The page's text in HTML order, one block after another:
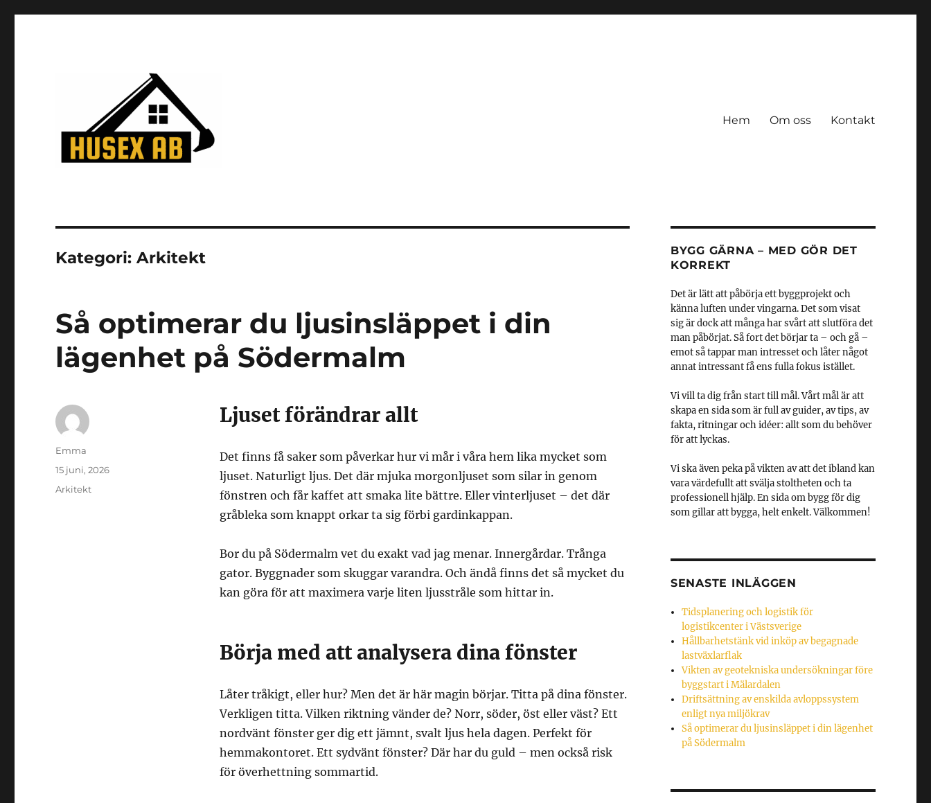
Hem Om oss Kontakt
Kategori:Arkitekt
Så optimerar du ljusinsläppet i din
lägenhet på Södermalm
Ljuset förändrar allt
Det finns få saker som påverkar hur vi mår i våra hem lika mycket som
ljuset. Naturligt ljus. Det där mjuka morgonljuset som silar in genom
fönstren och får kaffet att smaka lite bättre. Eller vinterljuset – det där
gråbleka som knappt orkar ta sig förbi gardinkappan.
Bor du på Södermalm vet du exakt vad jag menar. Innergårdar. Trånga
gator. Byggnader som skuggar varandra. Och ändå finns det så mycket du
kan göra för att maximera varje liten ljusstråle som hittar in.
Börja med att analysera dina fönster
Låter tråkigt, eller hur? Men det är här magin börjar. Titta på dina fönster.
Verkligen titta. Vilken riktning vänder de? Norr, söder, öst eller väst? Ett
nordvänt fönster ger dig ett jämnt, svalt ljus hela dagen. Perfekt för
hemmakontoret. Ett sydvänt fönster? Där har du guld – men också risk
för överhettning sommartid.
Författare
Emma
Publicerat
den
15 juni, 2026
Kategorier
Arkitekt
BYGG GÄRNA – MED GÖR DET
KORREKT
Det är lätt att påbörja ett byggprojekt och
känna luften under vingarna. Det som visat
sig är dock att många har svårt att slutföra det
man påbörjat. Så fort det börjar ta – och gå –
emot så tappar man intresset och låter något
annat intressant få ens fulla fokus istället.
Vi vill ta dig från start till mål. Vårt mål är att
skapa en sida som är full av guider, av tips, av
fakta, ritningar och idéer: allt som du behöver
för att lyckas.
Vi ska även peka på vikten av att det ibland kan
vara värdefullt att svälja stoltheten och ta
professionell hjälp. En sida om bygg för dig
som gillar att bygga, helt enkelt. Välkommen!
SENASTE INLÄGGEN
Tidsplanering och logistik för
logistikcenter i Västsverige
Hållbarhetstänk vid inköp av begagnade
lastväxlarflak
Vikten av geotekniska undersökningar före
byggstart i Mälardalen
Driftsättning av enskilda avloppssystem
enligt nya miljökrav
Så optimerar du ljusinsläppet i din lägenhet
på Södermalm